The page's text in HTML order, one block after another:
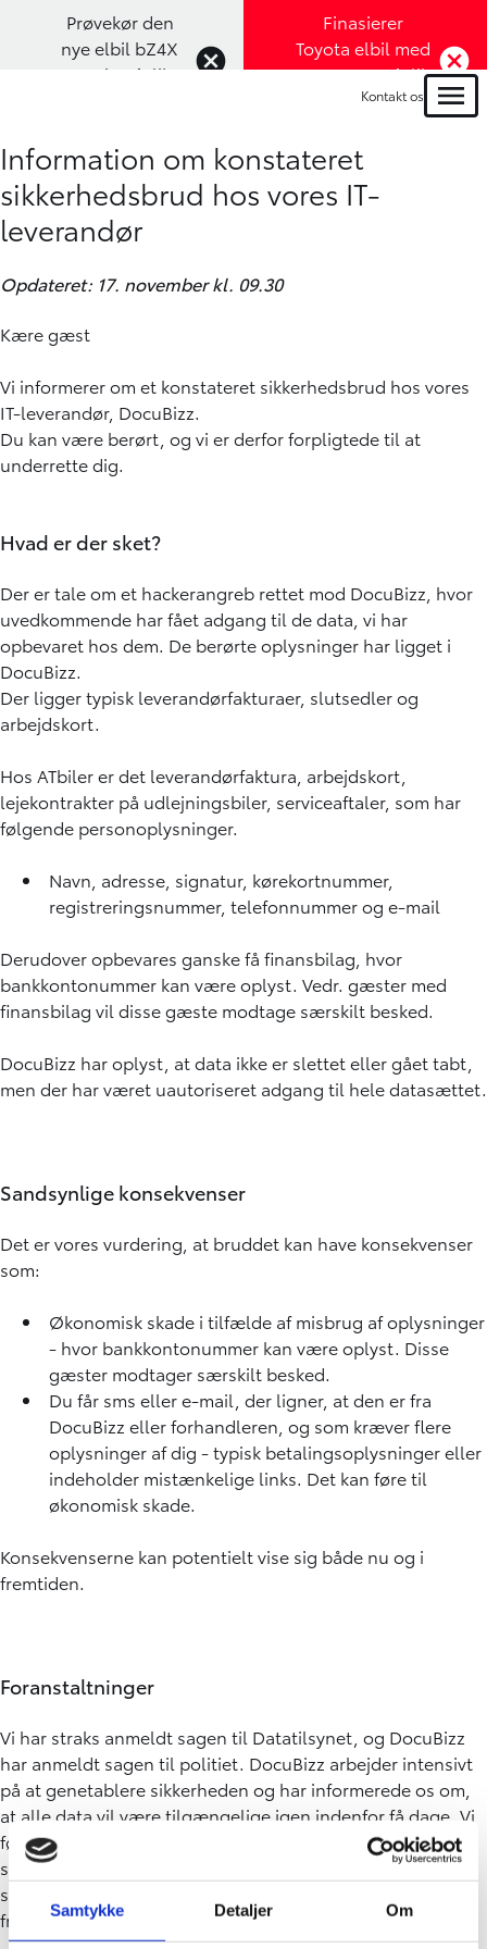
Samtykke Detaljer Om
Prøvekør den
nye elbil bZ4X
Touring (Klik
Finasierer
Toyota elbil med
1,99% rente (Klik
her)
Kontakt os Menu
Information om konstateret
sikkerhedsbrud hos vores IT-
leverandør
Opdateret: 17. november kl. 09.30
Kære gæst
Vi informerer om et konstateret sikkerhedsbrud hos vores
IT-leverandør, DocuBizz.
Du kan være berørt, og vi er derfor forpligtede til at
underrette dig.
Hvad er der sket?
Der er tale om et hackerangreb rettet mod DocuBizz, hvor
uvedkommende har fået adgang til de data, vi har
opbevaret hos dem. De berørte oplysninger har ligget i
DocuBizz.
Der ligger typisk leverandørfakturaer, slutsedler og
arbejdskort.
Hos ATbiler er det leverandørfaktura, arbejdskort,
lejekontrakter på udlejningsbiler, serviceaftaler, som har
følgende personoplysninger.
Navn, adresse, signatur, kørekortnummer,
registreringsnummer, telefonnummer og e-mail
Derudover opbevares ganske få finansbilag, hvor
bankkontonummer kan være oplyst. Vedr. gæster med
finansbilag vil disse gæste modtage særskilt besked.
DocuBizz har oplyst, at data ikke er slettet eller gået tabt,
men der har været uautoriseret adgang til hele datasættet.
Sandsynlige konsekvenser
Det er vores vurdering, at bruddet kan have konsekvenser
som:
Økonomisk skade i tilfælde af misbrug af oplysninger
- hvor bankkontonummer kan være oplyst. Disse
gæster modtager særskilt besked.
Du får sms eller e-mail, der ligner, at den er fra
DocuBizz eller forhandleren, og som kræver flere
oplysninger af dig - typisk betalingsoplysninger eller
indeholder mistænkelige links. Det kan føre til
økonomisk skade.
Konsekvenserne kan potentielt vise sig både nu og i
fremtiden.
Foranstaltninger
Vi har straks anmeldt sagen til Datatilsynet, og DocuBizz
har anmeldt sagen til politiet. DocuBizz arbejder intensivt
på at genetablere sikkerheden og har informerede os om,
at alle data vil være tilgængelige igen indenfor få dage. Vi
følger deres reetableringsarbejde tæt, og vi har iværksat
supplerende interne foranstaltninger for at minimere
skadevirkninger samt for at undgå lignende brud
fremadrettet.